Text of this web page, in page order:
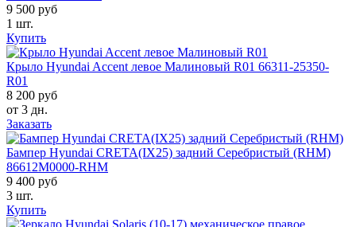
9 500 руб
1 шт.
Купить
Крыло Hyundai Accent левое Малиновый R01 66311-25350-
R01
8 200 руб
от 3 дн.
Заказать
Бампер Hyundai CRETA(IX25) задний Серебристый (RHM)
86612M0000-RHM
9 400 руб
3 шт.
Купить